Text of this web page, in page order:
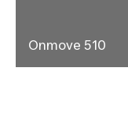
Onmove 510